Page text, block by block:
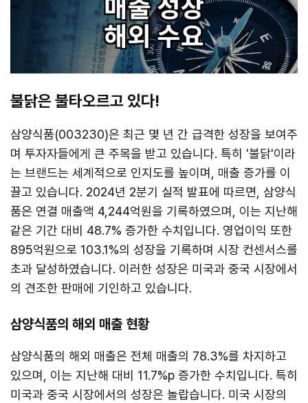
불닭은 불타오르고 있다!
삼양식품(003230)은 최근 몇 년 간 급격한 성장을 보여주
며 투자자들에게 큰 주목을 받고 있습니다. 특히 '불닭'이라
는 브랜드는 세계적으로 인지도를 높이며, 매출 증가를 이
끌고 있습니다. 2024년 2분기 실적 발표에 따르면, 삼양식
품은 연결 매출액 4,244억원을 기록하였으며, 이는 지난해
같은 기간 대비 48.7% 증가한 수치입니다. 영업이익 또한
895억원으로 103.1%의 성장을 기록하며 시장 컨센서스를
초과 달성하였습니다. 이러한 성장은 미국과 중국 시장에서
의 견조한 판매에 기인하고 있습니다.
삼양식품의 해외 매출 현황
삼양식품의 해외 매출은 전체 매출의 78.3%를 차지하고
있으며, 이는 지난해 대비 11.7%p 증가한 수치입니다. 특히
미국과 중국 시장에서의 성장은 놀랍습니다. 미국 시장의